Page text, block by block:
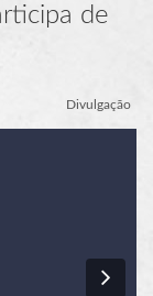
de
Divulgação